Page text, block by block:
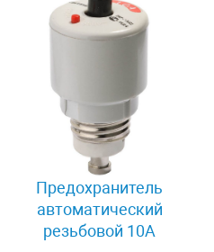
Предохранитель
автоматический
резьбовой 10A